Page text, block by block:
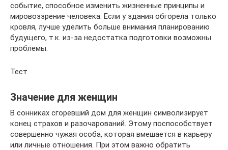
событие, способное изменить жизненные принципы и
мировоззрение человека. Если у здания обгорела только
кровля, лучше уделить больше внимания планированию
будущего, т.к. из-за недостатка подготовки возможны
проблемы.
Тест
Значение для женщин
В сонниках сгоревший дом для женщин символизирует
конец страхов и разочарований. Этому поспособствует
совершенно чужая особа, которая вмешается в карьеру
или личные отношения. При этом важно обратить